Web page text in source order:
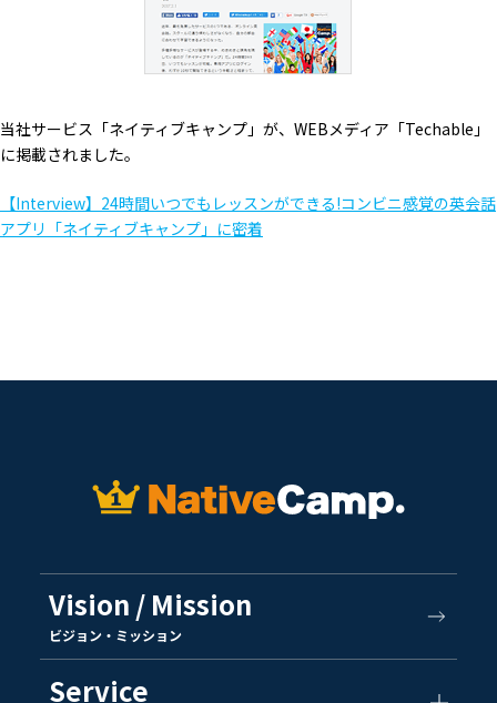
当社サービス「ネイティブキャンプ」が、WEBメディア「Techable」
に掲載されました。
【Interview】24時間いつでもレッスンができる!コンビニ感覚の英会話
アプリ「ネイティブキャンプ」に密着
Vision / Mission
ビジョン・ミッション
Service